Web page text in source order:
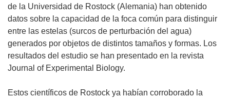
de la Universidad de Rostock (Alemania) han obtenido
datos sobre la capacidad de la foca común para distinguir
entre las estelas (surcos de perturbación del agua)
generados por objetos de distintos tamaños y formas. Los
resultados del estudio se han presentado en la revista
Journal of Experimental Biology.
Estos científicos de Rostock ya habían corroborado la